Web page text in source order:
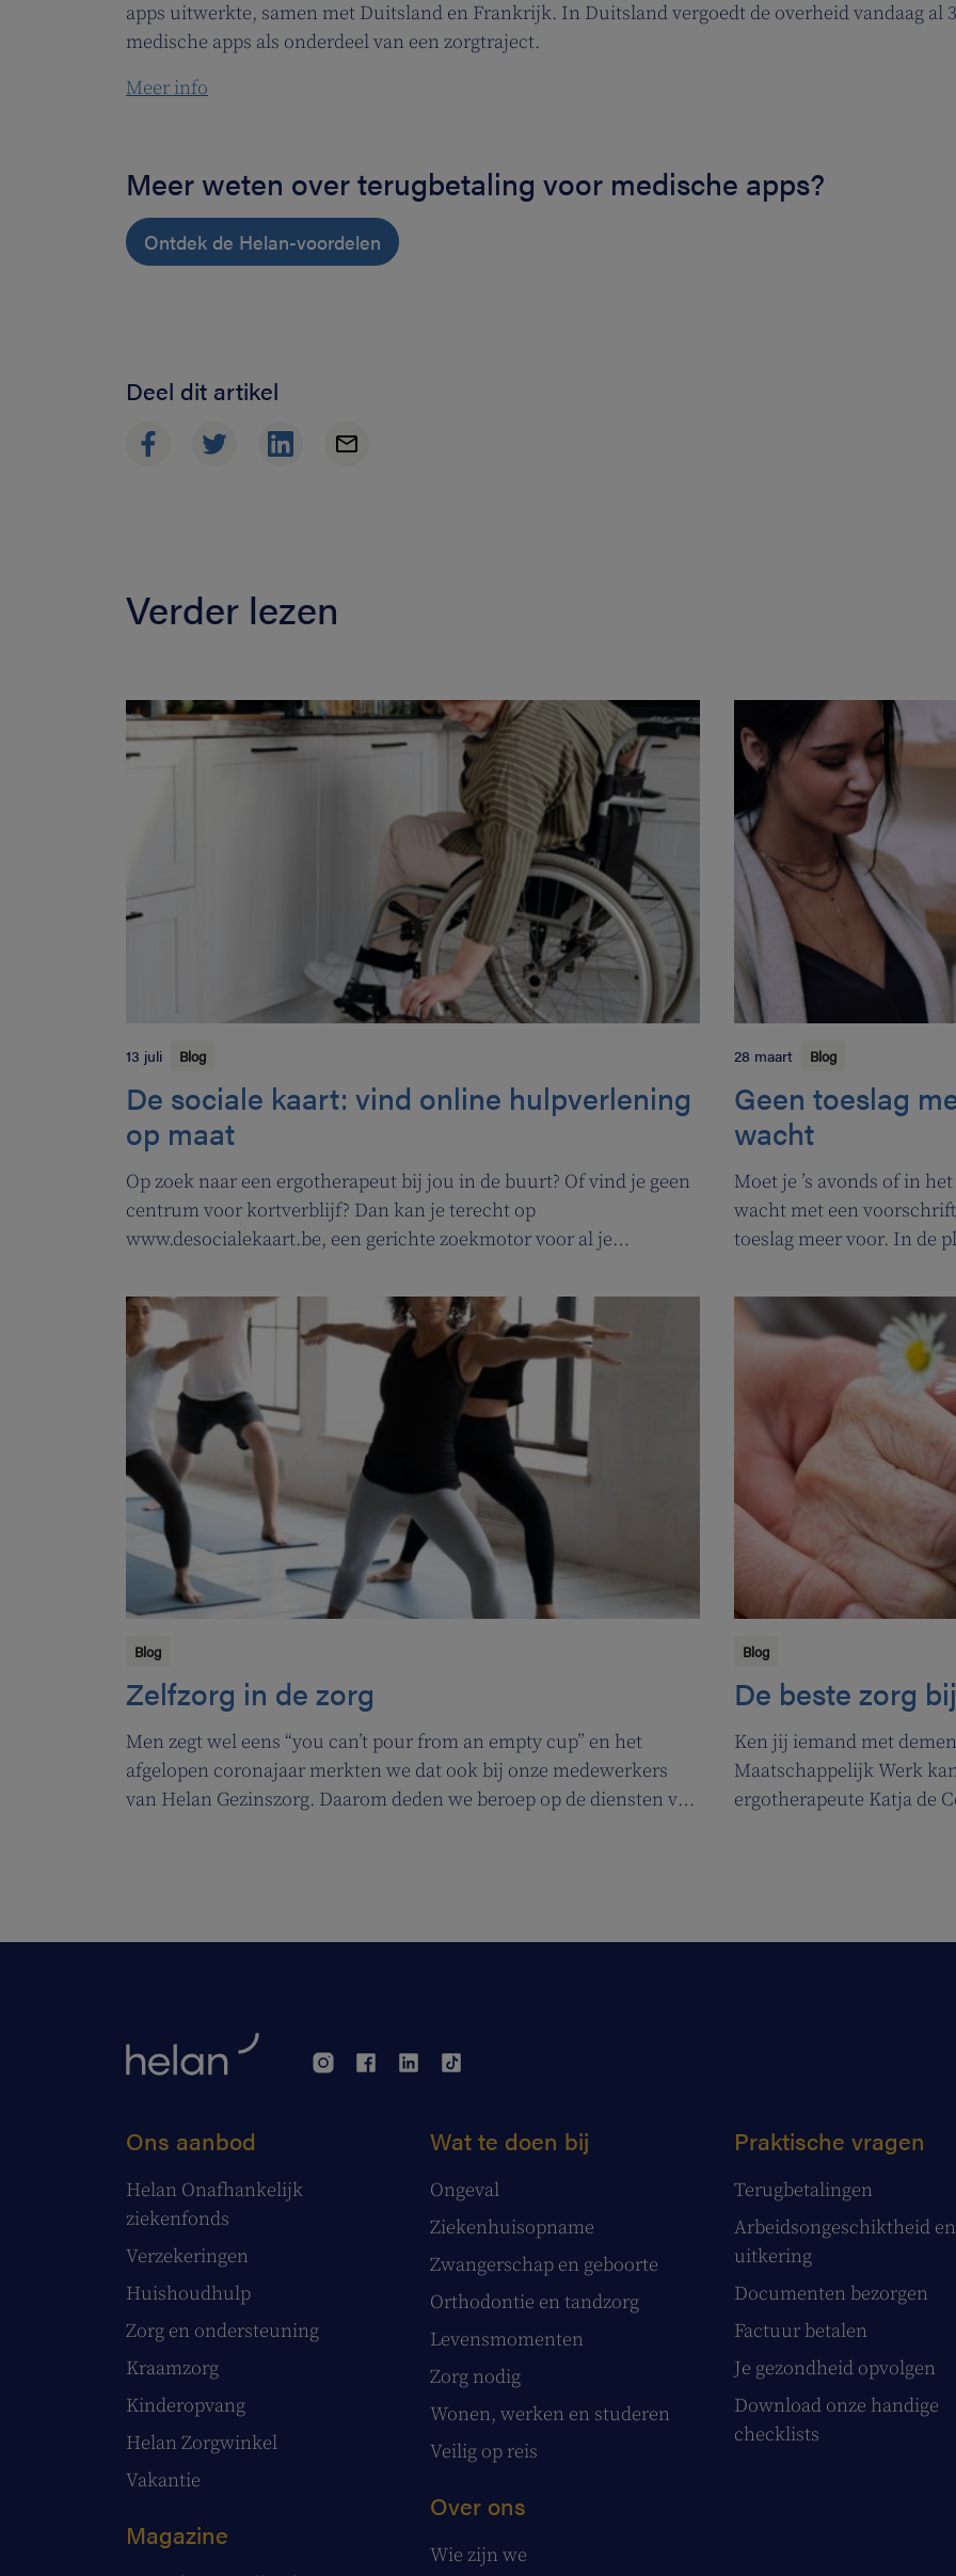
apps uitwerkte, samen met Duitsland en Frankrijk. In Duitsland vergoedt de overheid vandaag al
medische apps als onderdeel van een zorgtraject.
Meer info
Meer weten over terugbetaling voor medische apps?
Ontdek de Helan-voordelen
Deel dit artikel
Verder lezen
13 juli Blog
De sociale kaart: vind online hulpverlening
op maat
Op zoek naar een ergotherapeut bij jou in de buurt? Of vind je geen
centrum voor kortverblijf? Dan kan je terecht op
www.desocialekaart.be, een gerichte zoekmotor voor al je
zowel patiënten als zorgverleners.
28 maart Blog
Geen toeslag
wacht
Moet je ’s avonds of in
wacht met een
toeslag meer voor. In de
Blog
Zelfzorg in de zorg
Men zegt wel eens “you can’t pour from an empty cup” en het
afgelopen coronajaar merkten we dat ook bij onze medewerkers
van Helan Gezinszorg. Daarom deden we beroep op de diensten van
Blog
De beste zorg
Ken jij iemand met
Maatschappelijk Werk
ergotherapeute Katja de
Ons aanbod
Helan Onafhankelijk
ziekenfonds
Verzekeringen
Huishoudhulp
Zorg en ondersteuning
Kraamzorg
Kinderopvang
Helan Zorgwinkel
Vakantie
Magazine
Wat te doen bij
Ongeval
Ziekenhuisopname
Zwangerschap en geboorte
Orthodontie en tandzorg
Levensmomenten
Zorg nodig
Wonen, werken en studeren
Veilig op reis
Over ons
Wie zijn we
Praktische vragen
Terugbetalingen
Arbeidsongeschiktheid en
uitkering
Documenten bezorgen
Factuur betalen
Je gezondheid opvolgen
Download onze handige
checklists